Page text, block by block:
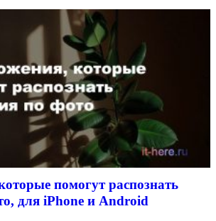
помогут распознать
для iPhone и Android